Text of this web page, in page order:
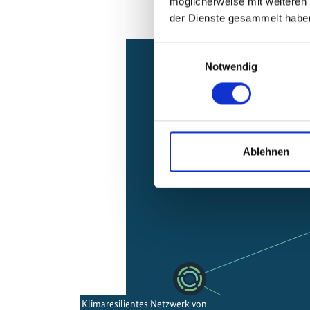
der Dienste gesammelt
Notwendig
Ablehnen
Relationen
Klimaresilientes Netzwerk von